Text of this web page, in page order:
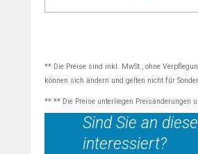
** Die Preise sind inkl. MwSt., ohne
können sich ändern und gelten nicht für
** ** Die Preise unterliegen Preisänderungen
Sind Sie an
interessiert?